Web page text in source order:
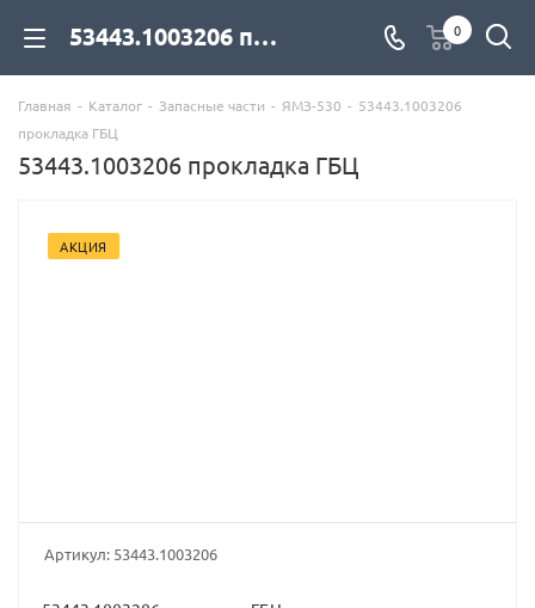
53443.1003206 прокладка ГБЦ для дизельных двигателей купить со склада с доставкой по цене официального дилера - компания Дизель Экспорт 0
Главная - Каталог - Запасные части - ЯМЗ-530 - 53443.1003206
прокладка ГБЦ
53443.1003206 прокладка ГБЦ
АКЦИЯ
Артикул: 53443.1003206